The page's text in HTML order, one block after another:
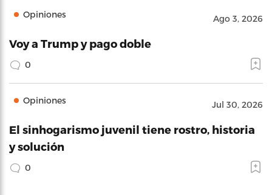
Opiniones Ago 3, 2026
Voy a Trump y pago doble
0
Opiniones Jul 30, 2026
El sinhogarismo juvenil tiene rostro, historia
y solución
0